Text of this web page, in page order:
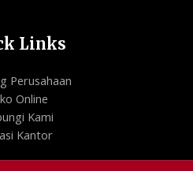
Links
Perusahaan
Online
Kami
Kantor